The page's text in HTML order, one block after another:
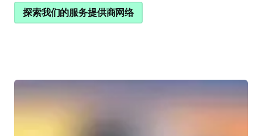
探索我们的服务提供商网络